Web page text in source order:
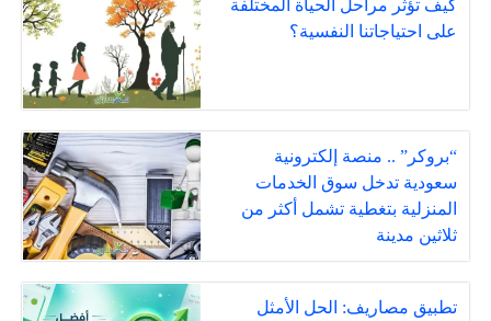
كيف تؤثر مراحل الحياة المختلفة
على احتياجاتنا النفسية؟
“بروكر” .. منصة إلكترونية
سعودية تدخل سوق الخدمات
المنزلية بتغطية تشمل أكثر من
ثلاثين مدينة
تطبيق مصاريف: الحل الأمثل